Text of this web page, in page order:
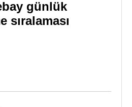
günlük
sıralaması